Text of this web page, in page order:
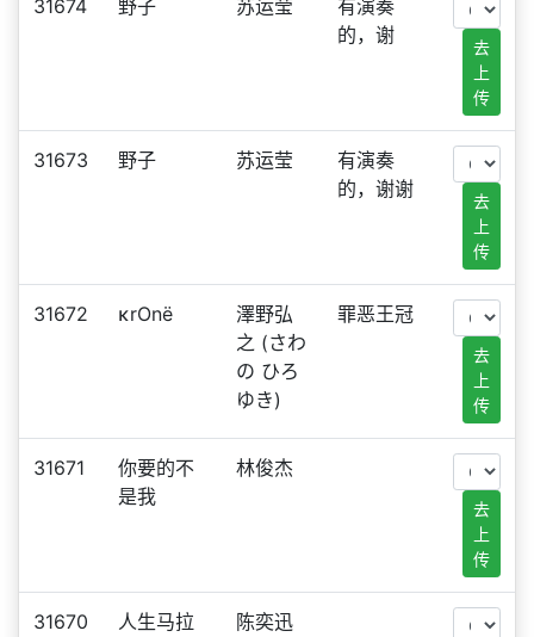
31674 野子 苏运莹
有演奏
的，谢
去
上
传
31673 野子 苏运莹
有演奏
的，谢谢
去
上
传
31672 κrOnё
澤野弘
之 (さわ
の ひろ
ゆき)
罪恶王冠
去
上
传
31671
你要的不
是我
林俊杰
去
上
传
31670
人生马拉
陈奕迅